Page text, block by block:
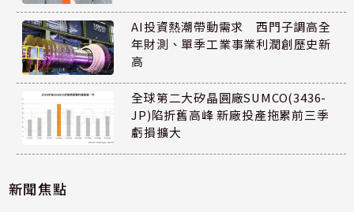
AI投資熱潮帶動需求 西門子調高全
年財測、單季工業事業利潤創歷史新
高
全球第二大矽晶圓廠SUMCO(3436-
JP)陷折舊高峰 新廠投產拖累前三季
虧損擴大
新聞焦點